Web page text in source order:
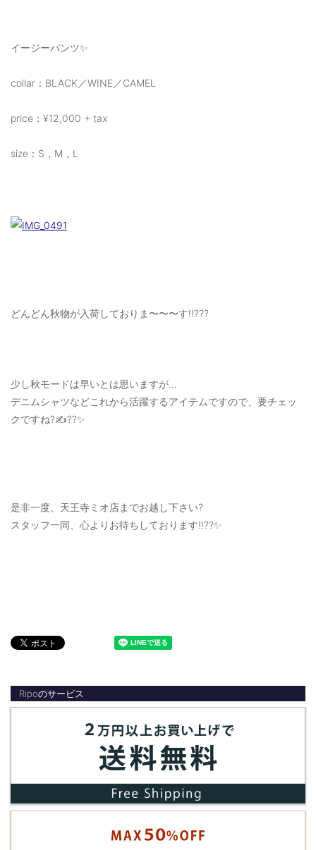
イージーパンツ✨
collar：BLACK／WINE／CAMEL
price：¥12,000 + tax
size：S，M，L
どんどん秋物が入荷しておりま〜〜〜す‼️???
少し秋モードは早いとは思いますが…
デニムシャツなどこれから活躍するアイテムですので、要チェッ
クですね?✍️??✨
是非一度、天王寺ミオ店までお越し下さい?
スタッフ一同、心よりお待ちしております‼️??✨
Ripoのサービス